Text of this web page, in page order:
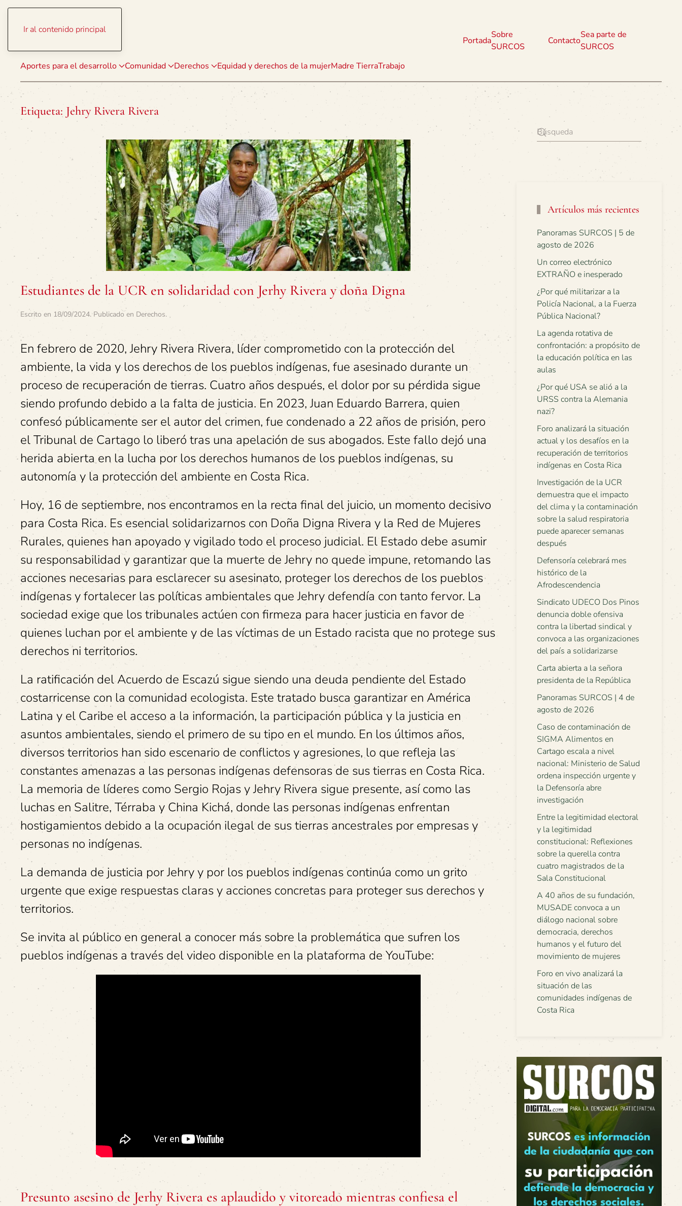
Ir al contenido principal
Aportes para el desarrollo Comunidad Derechos Equidad y derechos de la mujerMadre TierraTrabajo
Portada
Sobre
SURCOS
Contacto
Sea parte de
SURCOS
Etiqueta: Jehry Rivera Rivera
Estudiantes de la UCR en solidaridad con Jerhy Rivera y doña Digna
Escrito en 18/09/2024. Publicado en Derechos.
En febrero de 2020, Jehry Rivera Rivera, líder comprometido con la protección del
ambiente, la vida y los derechos de los pueblos indígenas, fue asesinado durante un
proceso de recuperación de tierras. Cuatro años después, el dolor por su pérdida sigue
siendo profundo debido a la falta de justicia. En 2023, Juan Eduardo Barrera, quien
confesó públicamente ser el autor del crimen, fue condenado a 22 años de prisión, pero
el Tribunal de Cartago lo liberó tras una apelación de sus abogados. Este fallo dejó una
herida abierta en la lucha por los derechos humanos de los pueblos indígenas, su
autonomía y la protección del ambiente en Costa Rica.
Hoy, 16 de septiembre, nos encontramos en la recta final del juicio, un momento decisivo
para Costa Rica. Es esencial solidarizarnos con Doña Digna Rivera y la Red de Mujeres
Rurales, quienes han apoyado y vigilado todo el proceso judicial. El Estado debe asumir
su responsabilidad y garantizar que la muerte de Jehry no quede impune, retomando las
acciones necesarias para esclarecer su asesinato, proteger los derechos de los pueblos
indígenas y fortalecer las políticas ambientales que Jehry defendía con tanto fervor. La
sociedad exige que los tribunales actúen con firmeza para hacer justicia en favor de
quienes luchan por el ambiente y de las víctimas de un Estado racista que no protege sus
derechos ni territorios.
La ratificación del Acuerdo de Escazú sigue siendo una deuda pendiente del Estado
costarricense con la comunidad ecologista. Este tratado busca garantizar en América
Latina y el Caribe el acceso a la información, la participación pública y la justicia en
asuntos ambientales, siendo el primero de su tipo en el mundo. En los últimos años,
diversos territorios han sido escenario de conflictos y agresiones, lo que refleja las
constantes amenazas a las personas indígenas defensoras de sus tierras en Costa Rica.
La memoria de líderes como Sergio Rojas y Jehry Rivera sigue presente, así como las
luchas en Salitre, Térraba y China Kichá, donde las personas indígenas enfrentan
hostigamientos debido a la ocupación ilegal de sus tierras ancestrales por empresas y
personas no indígenas.
La demanda de justicia por Jehry y por los pueblos indígenas continúa como un grito
urgente que exige respuestas claras y acciones concretas para proteger sus derechos y
territorios.
Se invita al público en general a conocer más sobre la problemática que sufren los
pueblos indígenas a través del video disponible en la plataforma de YouTube:
Presunto asesino de Jerhy Rivera es aplaudido y vitoreado mientras confiesa el
Artículos más recientes
Panoramas SURCOS | 5 de
agosto de 2026
Un correo electrónico
EXTRAÑO e inesperado
¿Por qué militarizar a la
Policía Nacional, a la Fuerza
Pública Nacional?
La agenda rotativa de
confrontación: a propósito de
la educación política en las
aulas
¿Por qué USA se alió a la
URSS contra la Alemania
nazi?
Foro analizará la situación
actual y los desafíos en la
recuperación de territorios
indígenas en Costa Rica
Investigación de la UCR
demuestra que el impacto
del clima y la contaminación
sobre la salud respiratoria
puede aparecer semanas
después
Defensoría celebrará mes
histórico de la
Afrodescendencia
Sindicato UDECO Dos Pinos
denuncia doble ofensiva
contra la libertad sindical y
convoca a las organizaciones
del país a solidarizarse
Carta abierta a la señora
presidenta de la República
Panoramas SURCOS | 4 de
agosto de 2026
Caso de contaminación de
SIGMA Alimentos en
Cartago escala a nivel
nacional: Ministerio de Salud
ordena inspección urgente y
la Defensoría abre
investigación
Entre la legitimidad electoral
y la legitimidad
constitucional: Reflexiones
sobre la querella contra
cuatro magistrados de la
Sala Constitucional
A 40 años de su fundación,
MUSADE convoca a un
diálogo nacional sobre
democracia, derechos
humanos y el futuro del
movimiento de mujeres
Foro en vivo analizará la
situación de las
comunidades indígenas de
Costa Rica